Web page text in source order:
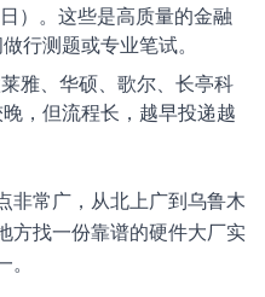
）。这些是高质量的金融
行测题或专业笔试。
雅、华硕、歌尔、长亭科
，但流程长，越早投递越
非常广，从北上广到乌鲁木
方找一份靠谱的硬件大厂实